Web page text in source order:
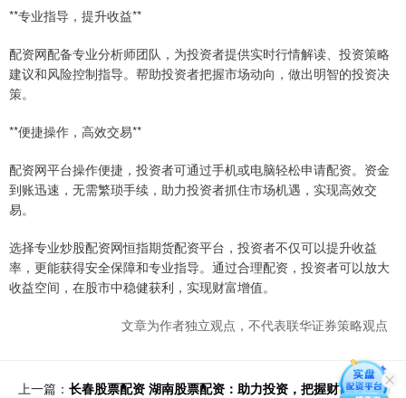
**专业指导，提升收益**
配资网配备专业分析师团队，为投资者提供实时行情解读、投资策略
建议和风险控制指导。帮助投资者把握市场动向，做出明智的投资决
策。
**便捷操作，高效交易**
配资网平台操作便捷，投资者可通过手机或电脑轻松申请配资。资金
到账迅速，无需繁琐手续，助力投资者抓住市场机遇，实现高效交
易。
选择专业炒股配资网恒指期货配资平台，投资者不仅可以提升收益
率，更能获得安全保障和专业指导。通过合理配资，投资者可以放大
收益空间，在股市中稳健获利，实现财富增值。
文章为作者独立观点，不代表联华证券策略观点
上一篇： 长春股票配资 湖南股票配资：助力投资，把握财富机遇